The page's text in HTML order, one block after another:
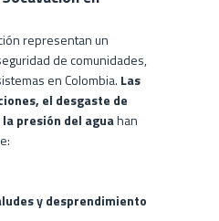
representan un
de comunidades,
en Colombia. Las
el desgaste de
presión del aguahan
y desprendimiento